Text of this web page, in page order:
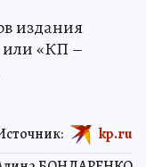
издания
или «КП –
kp.ru